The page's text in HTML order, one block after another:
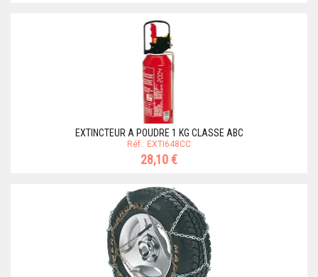
EXTINCTEUR A POUDRE 1 KG CLASSE ABC
Réf.: EXTI648CC
28,10 €